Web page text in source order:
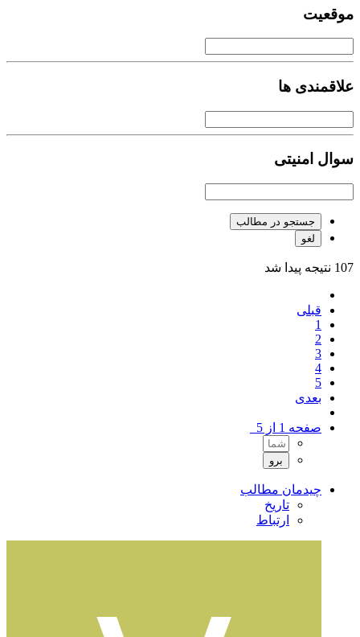
موقعیت
علاقمندی ها
سوال امنیتی
جستجو در مطالب
لغو
107 نتیجه پیدا شد
قبلی
1
2
3
4
5
بعدی
صفحه 1 از 5
چیدمان مطالب
تاریخ
ارتباط